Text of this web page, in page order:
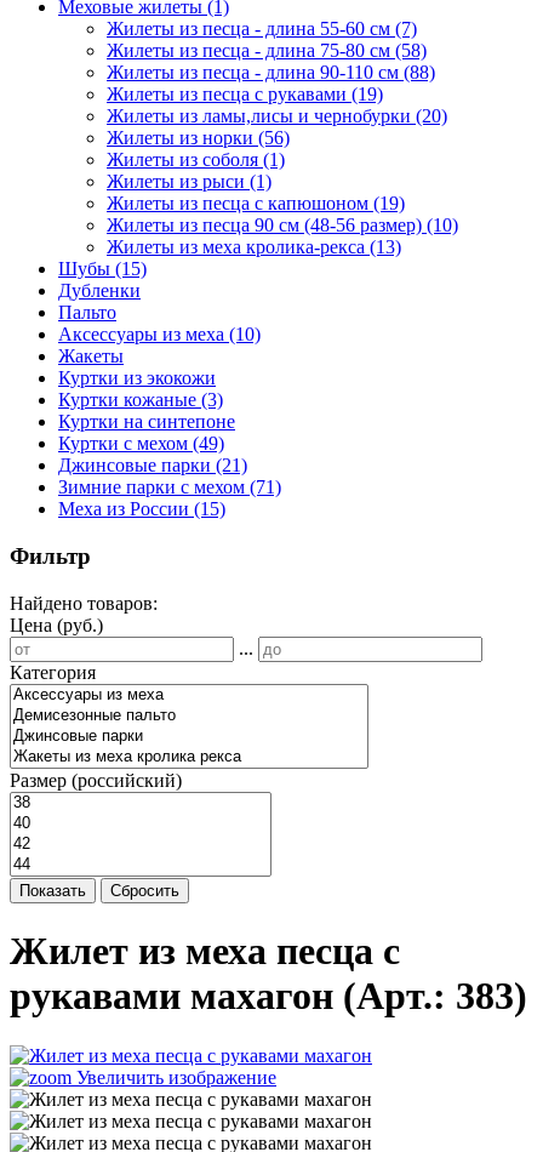
Меховые жилеты (1)
Жилеты из песца - длина 55-60 см (7)
Жилеты из песца - длина 75-80 см (58)
Жилеты из песца - длина 90-110 см (88)
Жилеты из песца с рукавами (19)
Жилеты из ламы,лисы и чернобурки (20)
Жилеты из норки (56)
Жилеты из соболя (1)
Жилеты из рыси (1)
Жилеты из песца с капюшоном (19)
Жилеты из песца 90 см (48-56 размер) (10)
Жилеты из меха кролика-рекса (13)
Шубы (15)
Дубленки
Пальто
Аксессуары из меха (10)
Жакеты
Куртки из экокожи
Куртки кожаные (3)
Куртки на синтепоне
Куртки с мехом (49)
Джинсовые парки (21)
Зимние парки с мехом (71)
Меха из России (15)
Фильтр
Найдено товаров:
Цена (руб.)
...
Категория
Размер (российский)
Показать Сбросить
Жилет из меха песца с
рукавами махагон (Арт.: 383)
Увеличить изображение